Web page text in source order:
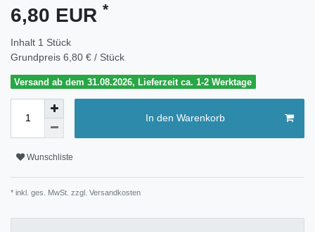
6,80 EUR *
Inhalt 1 Stück
Grundpreis 6,80 € / Stück
Versand ab dem 31.08.2026, Lieferzeit ca. 1-2 Werktage
In den Warenkorb
Wunschliste
* inkl. ges. MwSt. zzgl. Versandkosten